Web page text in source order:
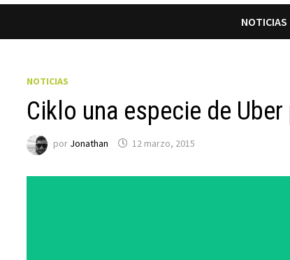
NOTICIAS
NOTICIAS
Ciklo una especie de
por Jonathan 12 marzo, 2015